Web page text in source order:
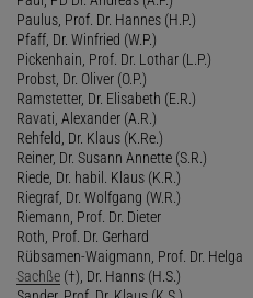
Paulus, Prof. Dr. Hannes (H.P.)
Pfaff, Dr. Winfried (W.P.)
Pickenhain, Prof. Dr. Lothar (L.P.)
Probst, Dr. Oliver (O.P.)
Ramstetter, Dr. Elisabeth (E.R.)
Ravati, Alexander (A.R.)
Rehfeld, Dr. Klaus (K.Re.)
Reiner, Dr. Susann Annette (S.R.)
Riede, Dr. habil. Klaus (K.R.)
Riegraf, Dr. Wolfgang (W.R.)
Riemann, Prof. Dr. Dieter
Roth, Prof. Dr. Gerhard
Rübsamen-Waigmann, Prof. Dr. Helga
Sachße (†), Dr. Hanns (H.S.)